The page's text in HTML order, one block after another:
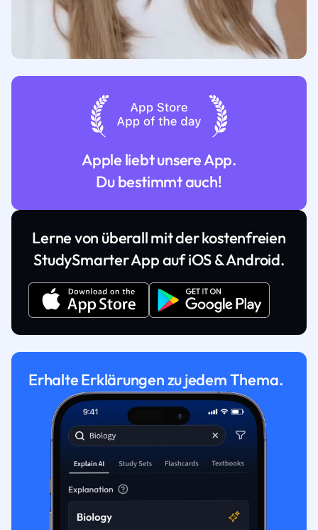
Apple liebt unsere App.
Du bestimmt auch!
Lerne von überall mit der kostenfreien
StudySmarter App auf iOS & Android.
Erhalte Erklärungen zu jedem Thema.